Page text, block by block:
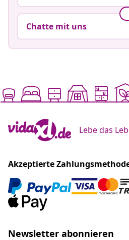
Chatte mit uns
Lebe das
Akzeptierte
Newsletter abonnieren